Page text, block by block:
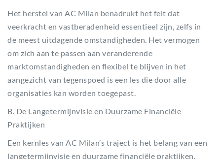
Het herstel van AC Milan benadrukt het feit dat
veerkracht en vastberadenheid essentieel zijn, zelfs in
de meest uitdagende omstandigheden. Het vermogen
om zich aan te passen aan veranderende
marktomstandigheden en flexibel te blijven in het
aangezicht van tegenspoed is een les die door alle
organisaties kan worden toegepast.
B. De Langetermijnvisie en Duurzame Financiële
Praktijken
Een kernles van AC Milan’s traject is het belang van een
langetermijnvisie en duurzame financiële praktijken.